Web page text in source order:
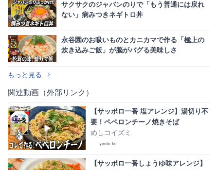
サクサクのジャバンのりで「もう普通には戻れ
ない」病みつきネギトロ丼
永谷園のお吸いものとカニカマで作る「極上の
炊き込みご飯」が脳がバグる美味しさ
もっと見る
関連動画（外部リンク）
【サッポロ一番 塩アレンジ】湯切り不
要！ペペロンチーノ焼きそば
めしコイズミ
youtu.be
【サッポロ一番しょうゆ味アレンジ】